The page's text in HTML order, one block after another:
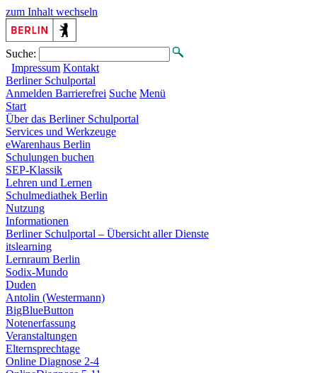
zum Inhalt wechseln
Suche:
Impressum Kontakt
Berliner Schulportal
Anmelden Barrierefrei Suche Menü
Start
Über das Berliner Schulportal
Services und Werkzeuge
eWarenhaus Berlin
Schulungen buchen
SEP-Klassik
Lehren und Lernen
Schulmediathek Berlin
Nutzung
Informationen
Berliner Schulportal – Übersicht aller Dienste
itslearning
Lernraum Berlin
Sodix-Mundo
Duden
Antolin (Westermann)
BigBlueButton
Notenerfassung
Veranstaltungen
Elternsprechtage
Online Diagnose 2-4